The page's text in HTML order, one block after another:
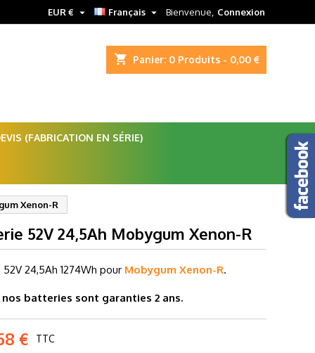
Bienvenue, Connexion
Français 
EUR € 
shopping_cart Panier: 0 Produits - 0,00 €
(FABRICATION EN SÉRIE)
Xenon-R
52V 24,5Ah Mobygum Xenon-R
24,5Ah 1274Wh pour Mobygum Xenon-R.
batteries sont garanties 2 ans.
€ TTC